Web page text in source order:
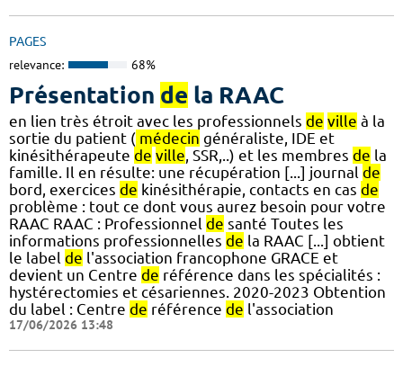
PAGES
relevance: 68%
Présentation de la RAAC
en lien très étroit avec les professionnels de ville à la
sortie du patient ( médecin généraliste, IDE et
kinésithérapeute de ville , SSR,..) et les membres de la
famille. Il en résulte: une récupération [...] journal de
bord, exercices de kinésithérapie, contacts en cas de
problème : tout ce dont vous aurez besoin pour votre
RAAC RAAC : Professionnel de santé Toutes les
informations professionnelles de la RAAC [...] obtient
le label de l'association francophone GRACE et
devient un Centre de référence dans les spécialités :
hystérectomies et césariennes. 2020-2023 Obtention
du label : Centre de référence de l'association
17/06/2026 13:48